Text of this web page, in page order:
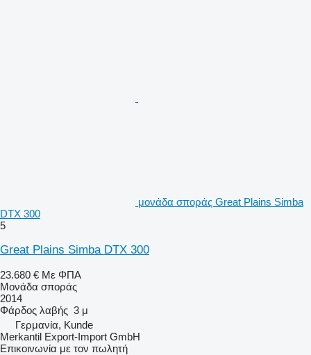
μονάδα σποράς Great Plains Simba
DTX 300
5
Great Plains Simba DTX 300
23.680 € Με ΦΠΑ
Μονάδα σποράς
2014
Φάρδος λαβής 3 μ
Γερμανία, Kunde
Merkantil Export-Import GmbH
Επικοινωνία με τον πωλητή